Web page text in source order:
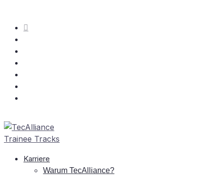
Kar­rie­re
War­um TecAlliance?